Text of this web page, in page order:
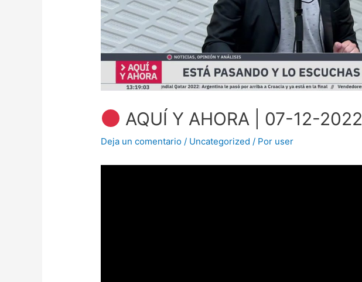
AQUÍ Y AHORA | 07-12-2022
Deja un comentario / Uncategorized / Por user